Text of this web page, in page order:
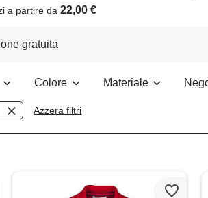
a partire da22,00 €
gratuita
Colore Materiale
Azzera filtri